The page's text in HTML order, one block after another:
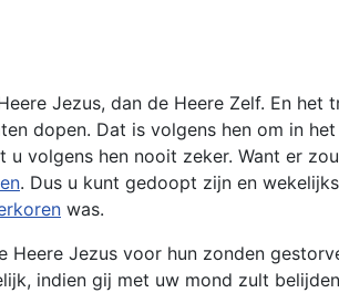
Jezus, dan de Heere Zelf. En
dopen. Dat is volgens hen om in
volgens hen nooit zeker. Want er zou
. Dus u kunt gedoopt zijn en
was.
Jezus voor hun zonden
indien gij met uw mond zult